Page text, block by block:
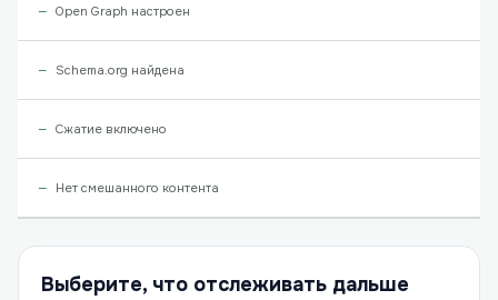
Open Graph настроен
Schema.org найдена
Сжатие включено
Нет смешанного контента
Выберите, что отслеживать дальше